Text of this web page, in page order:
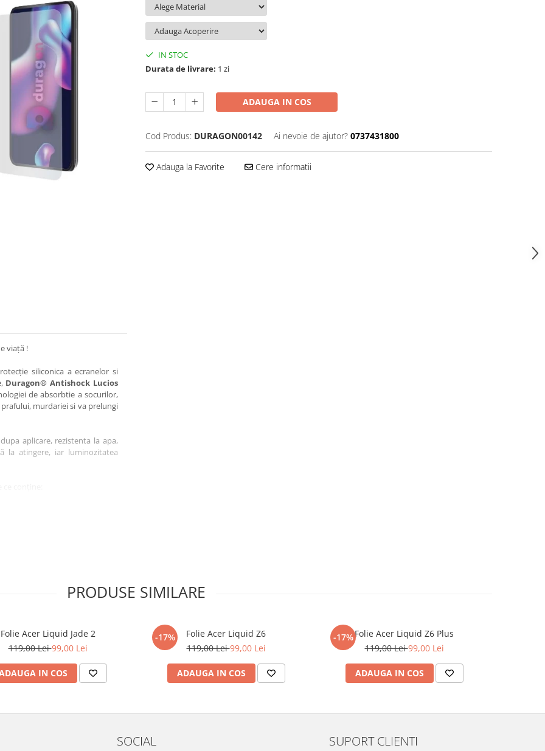
IN STOC
Durata de livrare: 1 zi
ADAUGA IN COS
Cod Produs: DURAGON00142 Ai nevoie de ajutor? 0737431800
Adauga la Favorite Cere informatii
viață !
siliconica a ecranelor si
Duragon® Antishock Lucios
de absorbtie a socurilor,
murdariei si va prelungi
aplicare, rezistenta la apa,
la atingere, iar luminozitatea
te vor ghida pas cu pas catre
următor !
PRODUSE SIMILARE
Folie Acer Liquid Jade 2
119,00 Lei99,00 Lei
IN COS
-17%
Folie Acer Liquid Z6
119,00 Lei99,00 Lei
ADAUGA IN COS
-17%Folie Acer Liquid Z6 Plus
119,00 Lei99,00 Lei
ADAUGA IN COS
SOCIAL SUPORT CLIENTI